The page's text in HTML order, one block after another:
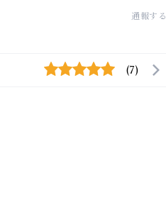
通報する
(7)